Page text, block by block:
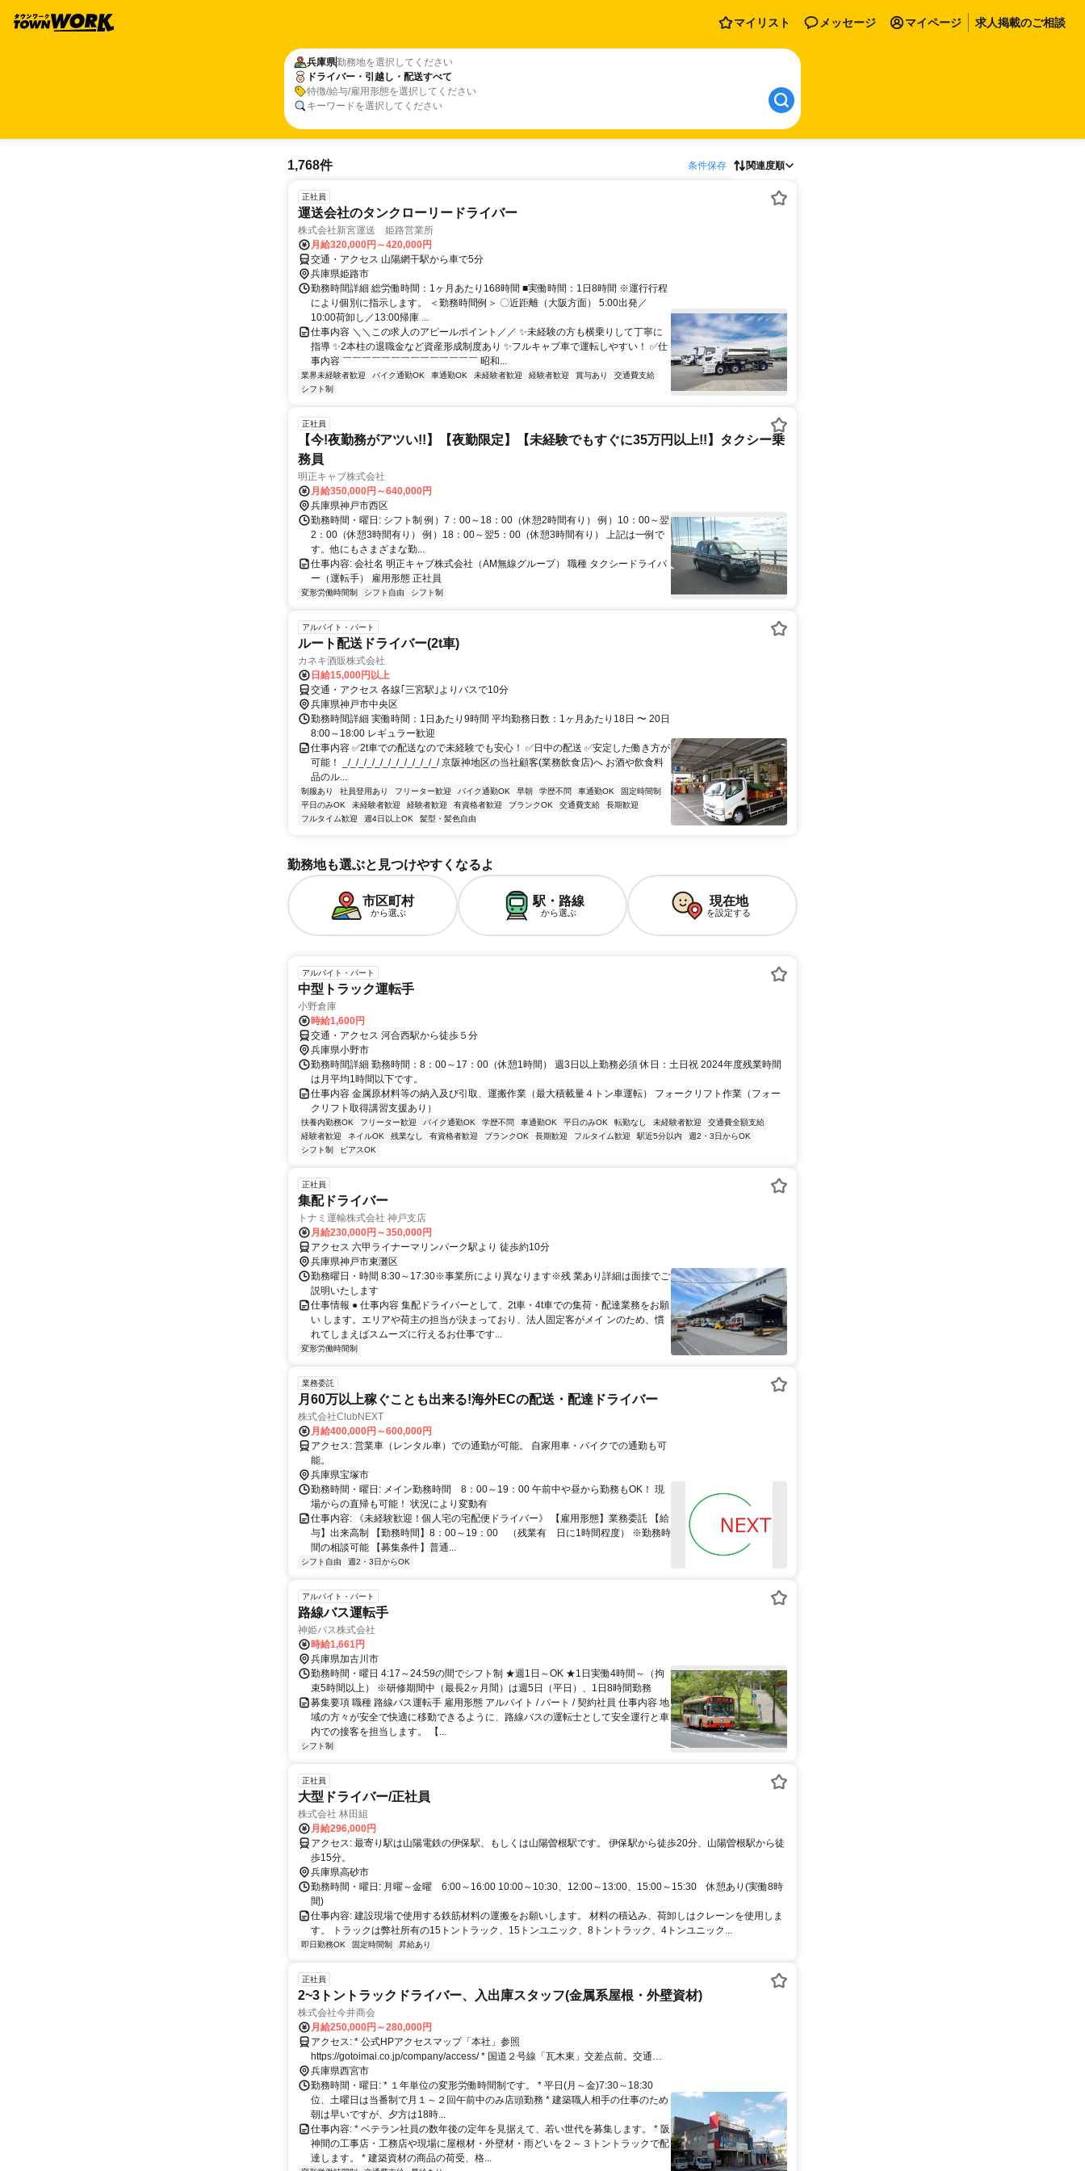
マイリスト メッセージ マイページ 求人掲載のご相談
兵庫県勤務地を選択してください
ドライバー・引越し・配送すべて
特徴/給与/雇用形態を選択してください
キーワードを選択してください
1,768件 条件保存 関連度順
正社員
運送会社のタンクローリードライバー
株式会社新宮運送 姫路営業所
月給320,000円～420,000円
交通・アクセス 山陽網干駅から車で5分
兵庫県姫路市
勤務時間詳細 総労働時間：1ヶ月あたり168時間 ■実働時間：1日8時間 ※運行行程
により個別に指示します。 ＜勤務時間例＞ 〇近距離（大阪方面） 5:00出発／
10:00荷卸し／13:00帰庫 ...
仕事内容 ＼＼この求人のアピールポイント／／ ✨未経験の方も横乗りして丁寧に
指導 ✨2本柱の退職金など資産形成制度あり ✨フルキャブ車で運転しやすい！ ✅仕
事内容 ￣￣￣￣￣￣￣￣￣￣￣￣￣￣ 昭和...
業界未経験者歓迎 バイク通勤OK 車通勤OK 未経験者歓迎 経験者歓迎 賞与あり
交通費支給
シフト制
正社員
【今!夜勤務がアツい!!】【夜勤限定】【未経験でもすぐに35万円以上!!】タクシー乗
務員
明正キャブ株式会社
月給350,000円～640,000円
兵庫県神戸市西区
勤務時間・曜日: シフト制 例）7：00～18：00（休憩2時間有り） 例）10：00～翌
2：00（休憩3時間有り） 例）18：00～翌5：00（休憩3時間有り） 上記は一例で
す。他にもさまざまな勤...
仕事内容: 会社名 明正キャブ株式会社（AM無線グループ） 職種 タクシードライバ
ー（運転手） 雇用形態 正社員
変形労働時間制 シフト自由 シフト制
アルバイト・パート
ルート配送ドライバー(2t車)
カネキ酒販株式会社
日給15,000円以上
交通・アクセス 各線｢三宮駅｣よりバスで10分
兵庫県神戸市中央区
勤務時間詳細 実働時間：1日あたり9時間 平均勤務日数：1ヶ月あたり18日 〜 20日
8:00～18:00 レギュラー歓迎
仕事内容 ✅2t車での配送なので未経験でも安心！ ✅日中の配送 ✅安定した働き方が
可能！ _/_/_/_/_/_/_/_/_/_/_/_/ 京阪神地区の当社顧客(業務飲食店)へ お酒や飲食料
品のル...
制服あり 社員登用あり フリーター歓迎 バイク通勤OK 早朝 学歴不問 車通勤OK
固定時間制
平日のみOK
未経験者歓迎 経験者歓迎 有資格者歓迎 ブランクOK 交通費支給
長期歓迎
フルタイム歓迎
週4日以上OK 髪型・髪色自由
勤務地も選ぶと見つけやすくなるよ
市区町村
から選ぶ
駅・路線
から選ぶ
現在地
を設定する
アルバイト・パート
中型トラック運転手
小野倉庫
時給1,600円
交通・アクセス 河合西駅から徒歩５分
兵庫県小野市
勤務時間詳細 勤務時間：8：00～17：00（休憩1時間） 週3日以上勤務必須 休日：土日祝 2024年度残業時間
は月平均1時間以下です。
仕事内容 金属原材料等の納入及び引取、運搬作業（最大積載量４トン車運転） フォークリフト作業（フォー
クリフト取得講習支援あり）
扶養内勤務OK フリーター歓迎 バイク通勤OK 学歴不問 車通勤OK 平日のみOK 転勤なし 未経験者歓迎
交通費全額支給
経験者歓迎
ネイルOK 残業なし 有資格者歓迎 ブランクOK 長期歓迎 フルタイム歓迎 駅近5分以内
週2・3日からOK
シフト制
ピアスOK
正社員
集配ドライバー
トナミ運輸株式会社 神戸支店
月給230,000円～350,000円
アクセス 六甲ライナーマリンパーク駅より 徒歩約10分
兵庫県神戸市東灘区
勤務曜日・時間 8:30～17:30※事業所により異なります※残 業あり詳細は面接でご
説明いたします
仕事情報 ● 仕事内容 集配ドライバーとして、2t車・4t車での集荷・配達業務をお願
い します。エリアや荷主の担当が決まっており、法人固定客がメイ ンのため、慣
れてしまえばスムーズに行えるお仕事です...
変形労働時間制
業務委託
月60万以上稼ぐことも出来る!海外ECの配送・配達ドライバー
株式会社ClubNEXT
月給400,000円～600,000円
アクセス: 営業車（レンタル車）での通勤が可能。 自家用車・バイクでの通勤も可
能。
兵庫県宝塚市
勤務時間・曜日: メイン勤務時間 8：00～19：00 午前中や昼から勤務もOK！ 現
場からの直帰も可能！ 状況により変動有
仕事内容: 《未経験歓迎！個人宅の宅配便ドライバー》 【雇用形態】業務委託 【給
与】出来高制 【勤務時間】8：00～19：00 （残業有 日に1時間程度） ※勤務時
間の相談可能 【募集条件】普通...
シフト自由 週2・3日からOK
アルバイト・パート
路線バス運転手
神姫バス株式会社
時給1,661円
兵庫県加古川市
勤務時間・曜日 4:17～24:59の間でシフト制 ★週1日～OK ★1日実働4時間～（拘
束5時間以上） ※研修期間中（最長2ヶ月間）は週5日（平日）、1日8時間勤務
募集要項 職種 路線バス運転手 雇用形態 アルバイト / パート / 契約社員 仕事内容 地
域の方々が安全で快適に移動できるように、路線バスの運転士として安全運行と車
内での接客を担当します。 【...
シフト制
正社員
大型ドライバー/正社員
株式会社 林田組
月給296,000円
アクセス: 最寄り駅は山陽電鉄の伊保駅、もしくは山陽曽根駅です。 伊保駅から徒歩20分、山陽曽根駅から徒
歩15分。
兵庫県高砂市
勤務時間・曜日: 月曜～金曜 6:00～16:00 10:00～10:30、12:00～13:00、15:00～15:30 休憩あり(実働8時
間)
仕事内容: 建設現場で使用する鉄筋材料の運搬をお願いします。 材料の積込み、荷卸しはクレーンを使用しま
す。 トラックは弊社所有の15トントラック、15トンユニック、8トントラック、4トンユニック...
即日勤務OK 固定時間制 昇給あり
正社員
2~3トントラックドライバー、入出庫スタッフ(金属系屋根・外壁資材)
株式会社今井商会
月給250,000円～280,000円
アクセス: * 公式HPアクセスマップ「本社」参照
https://gotoimai.co.jp/company/access/ * 国道２号線「瓦木東」交差点前。交通費
は距離別支給します。近隣居住であれば徒歩、自転車も可。 自家用車通勤も相談
可
兵庫県西宮市
勤務時間・曜日: * １年単位の変形労働時間制です。 * 平日(月～金)7:30～18:30
位、土曜日は当番制で月１～２回午前中のみ店頭勤務 * 建築職人相手の仕事のため
朝は早いですが、夕方は18時...
仕事内容: * ベテラン社員の数年後の定年を見据えて、若い世代を募集します。 * 阪
神間の工事店・工務店や現場に屋根材・外壁材・雨どいを２～３トントラックで配
達します。 * 建築資材の商品の荷受、格...